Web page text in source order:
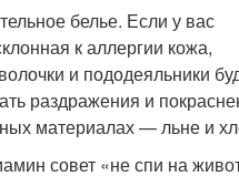
белье. Если у вас
к аллергии кожа,
и пододеяльники
раздражения и
материалах — льне и
совет «не спи на